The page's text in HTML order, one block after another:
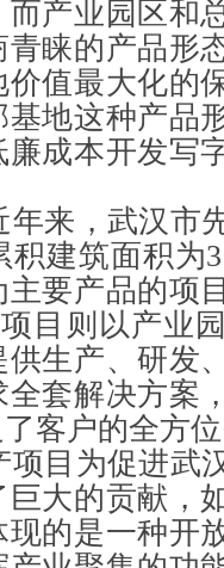
产业园区和
睐的产品形
值最大化的
地这种产品
成本开发写
来，武汉市
建筑面积为
要产品的项
目则以产业
生产、研发
套解决方案
客户的全方
目为促进武
大的贡献，
的是一种开